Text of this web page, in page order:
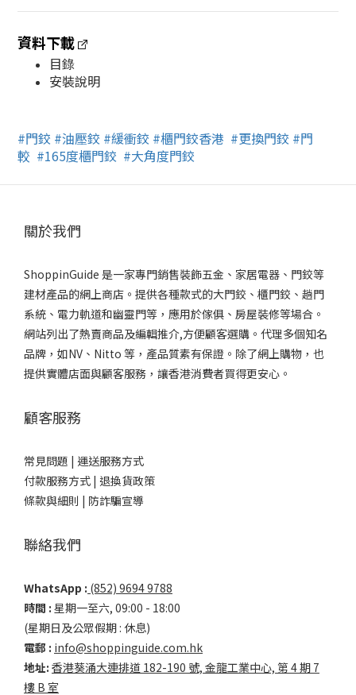
資料下載
目錄
安裝說明
#門鉸 #油壓鉸 #緩衝鉸 #櫃門鉸香港 #更換門鉸 #門
較 #165度櫃門鉸 #大角度門鉸
關於我們
ShoppinGuide 是一家專門銷售裝飾五金、家居電器、門鉸等
建材產品的網上商店。提供各種款式的大門鉸、櫃門鉸、趟門
系統、電力軌道和幽靈門等，應用於傢俱、房屋裝修等場合。
網站列出了熱賣商品及編輯推介,方便顧客選購。代理多個知名
品牌，如NV、Nitto 等，產品質素有保證。除了網上購物，也
提供實體店面與顧客服務，讓香港消費者買得更安心。
顧客服務
常見問題 | 運送服務方式
付款服務方式 | 退換貨政策
條款與細則 | 防詐騙宣導
聯絡我們
WhatsApp : (852) 9694 9788
時間 : 星期一至六, 09:00 - 18:00
(星期日及公眾假期 : 休息)
電郵 : info@shoppinguide.com.hk
地址: 香港葵涌大連排道 182-190 號, 金龍工業中心, 第 4 期 7
樓 B 室